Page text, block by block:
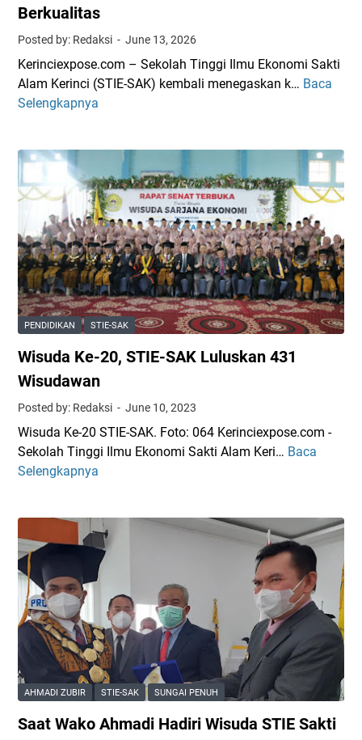
Berkualitas
Posted by: Redaksi June 13, 2026
Kerinciexpose.com – Sekolah Tinggi Ilmu Ekonomi Sakti
Alam Kerinci (STIE-SAK) kembali menegaskan k… Baca
Selengkapnya
S
S
A
K
K
e
r
i
n
c
i
W
s
u
d
3
M
a
s
i
s
w
,
PENDIDIKAN STIE-SAK
Wisuda Ke-20, STIE-SAK Luluskan 431
Wisudawan
Posted by: Redaksi June 10, 2023
Wisuda Ke-20 STIE-SAK. Foto: 064 Kerinciexpose.com -
Sekolah Tinggi Ilmu Ekonomi Sakti Alam Keri… Baca
Selengkapnya
W
d
a
K
2
0
,
S
T
I
AHMADI ZUBIR STIE-SAK SUNGAI PENUH
Saat Wako Ahmadi Hadiri Wisuda STIE Sakti